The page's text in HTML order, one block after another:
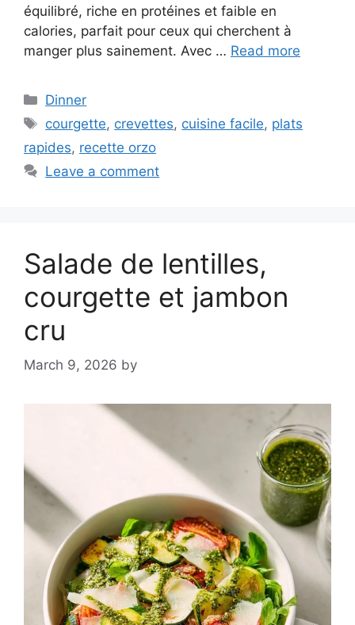
équilibré, riche en protéines et faible en
calories, parfait pour ceux qui cherchent à
manger plus sainement. Avec … Read more
Categories
Dinner
Tags
courgette, crevettes, cuisine facile, plats
rapides, recette orzo
Leave a comment
Salade de lentilles,
courgette et jambon
cru
March 9, 2026 by